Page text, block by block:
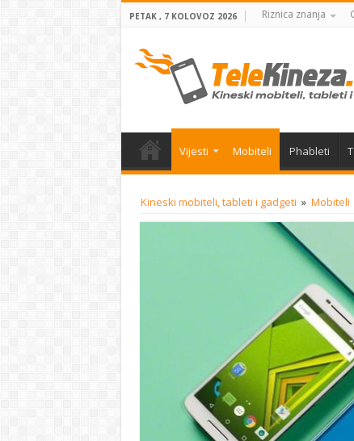
PETAK , 7 KOLOVOZ 2026 Riznica znanja
Vijesti Mobiteli Phableti
Kineski mobiteli, tableti i gadgeti » Mobiteli